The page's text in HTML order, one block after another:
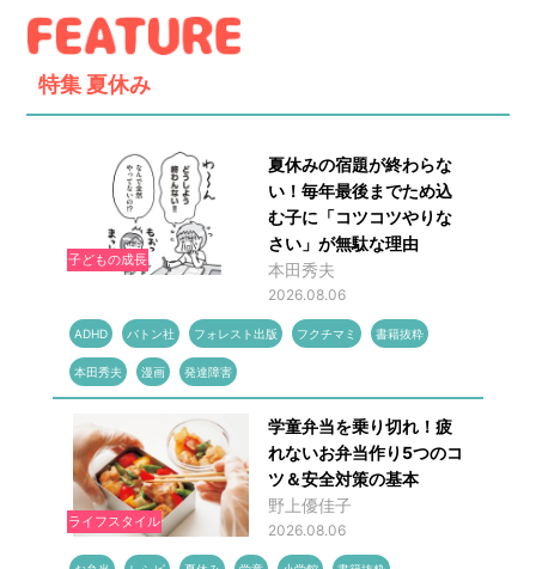
特集 夏休み
子どもの成長
夏休みの宿題が終わらな
い！毎年最後までため込
む子に「コツコツやりな
さい」が無駄な理由
本田秀夫
2026.08.06
ADHD バトン社 フォレスト出版 フクチマミ 書籍抜粋
本田秀夫 漫画 発達障害
ライフスタイル
学童弁当を乗り切れ！疲
れないお弁当作り5つのコ
ツ＆安全対策の基本
野上優佳子
2026.08.06